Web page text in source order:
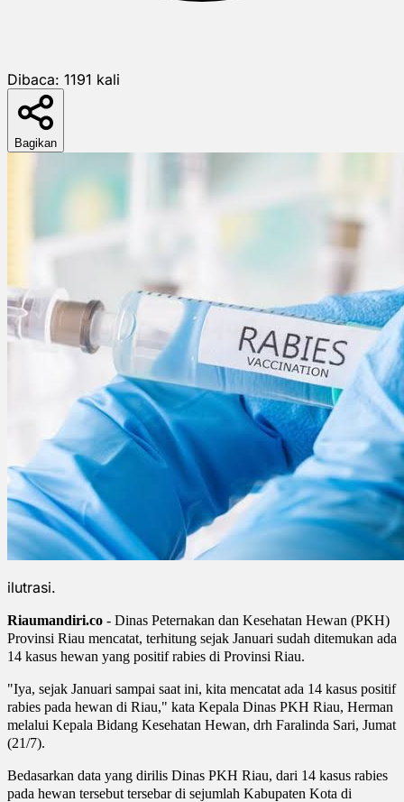
Dibaca: 1191 kali
Bagikan
ilutrasi.
Riaumandiri.co - Dinas Peternakan dan Kesehatan Hewan (PKH)
Provinsi Riau mencatat, terhitung sejak Januari sudah ditemukan ada
14 kasus hewan yang positif rabies di Provinsi Riau.
"Iya, sejak Januari sampai saat ini, kita mencatat ada 14 kasus positif
rabies pada hewan di Riau," kata Kepala Dinas PKH Riau, Herman
melalui Kepala Bidang Kesehatan Hewan, drh Faralinda Sari, Jumat
(21/7).
Bedasarkan data yang dirilis Dinas PKH Riau, dari 14 kasus rabies
pada hewan tersebut tersebar di sejumlah Kabupaten Kota di